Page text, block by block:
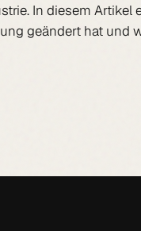
In diesem Artikel
geändert hat und